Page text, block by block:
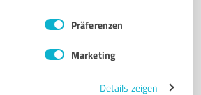
Präferenzen
Marketing
Details zeigen
4,80 / 5,00